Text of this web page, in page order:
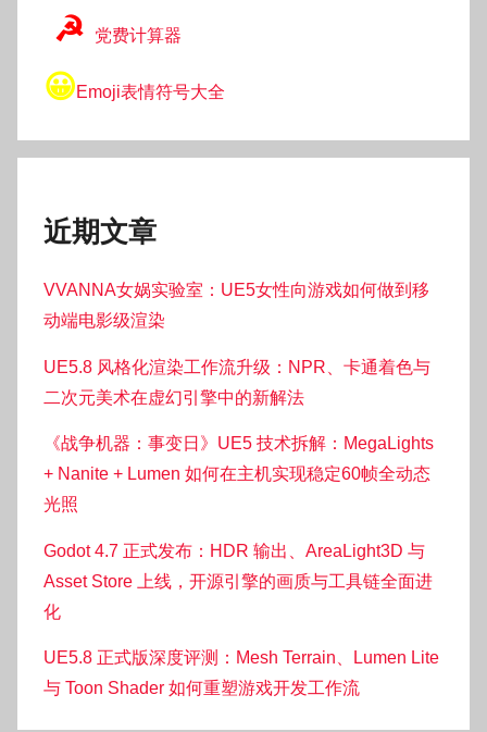
☭ 党费计算器
😀Emoji表情符号大全
近期文章
VVANNA女娲实验室：UE5女性向游戏如何做到移
动端电影级渲染
UE5.8 风格化渲染工作流升级：NPR、卡通着色与
二次元美术在虚幻引擎中的新解法
《战争机器：事变日》UE5 技术拆解：MegaLights
+ Nanite + Lumen 如何在主机实现稳定60帧全动态
光照
Godot 4.7 正式发布：HDR 输出、AreaLight3D 与
Asset Store 上线，开源引擎的画质与工具链全面进
化
UE5.8 正式版深度评测：Mesh Terrain、Lumen Lite
与 Toon Shader 如何重塑游戏开发工作流